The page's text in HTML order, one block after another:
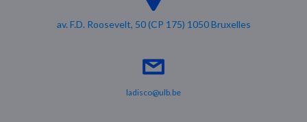
av. F.D. Roosevelt, 50 (CP 175) 1050 Bruxelles
ladisco@ulb.be